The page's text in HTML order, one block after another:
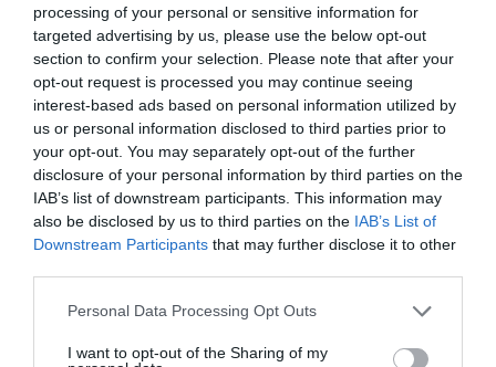
processing of your personal or sensitive information for
targeted advertising by us, please use the below opt-out
section to confirm your selection. Please note that after your
opt-out request is processed you may continue seeing
interest-based ads based on personal information utilized by
us or personal information disclosed to third parties prior to
your opt-out. You may separately opt-out of the further
disclosure of your personal information by third parties on the
IAB’s list of downstream participants. This information may
also be disclosed by us to third parties on the IAB’s List of
Downstream Participants that may further disclose it to other
Please note that this website/app uses one or more Google
not limited to your visit or usage behaviour. You may click to
Personal Data Processing Opt Outs
I want to opt-out of the Sharing of my
20 €
35 €
Ρ1/Ρ2
105 €
Η διάθεση τους θα γίνεταιΑΠΟΚΛΕΙΣΤΙΚΑ ΚΑΙ
ΜΟΝΟ ΜΕΣΩ INTERNET.ΠΑΤΗΣΤΕ ΕΔΩ ΓΙΑ ΝΑ
ΑΓΟΡΑΣΕΤΕ ΤΟ ΕΙΣΙΤΗΡΙΟ ΣΑΣ.
Για την αγορά κάθε εισιτηρίου είναι
Μετά από σχετική κυβερνητική απόφαση, την